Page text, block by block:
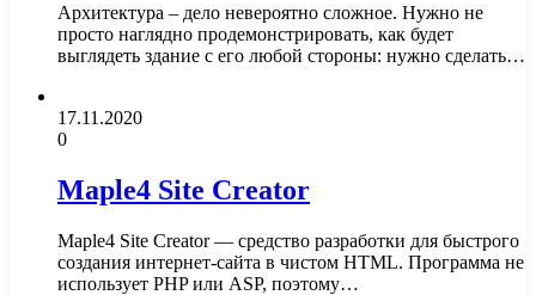
Архитектура – дело невероятно сложное. Нужно не
просто наглядно продемонстрировать, как будет
выглядеть здание с его любой стороны: нужно сделать…
17.11.2020
0
Maple4 Site Creator
Maple4 Site Creator — средство разработки для быстрого
создания интернет-сайта в чистом HTML. Программа не
использует PHP или ASP, поэтому…